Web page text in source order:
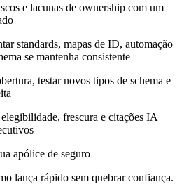
e lacunas de ownership com um
standards, mapas de ID, automação
se mantenha consistente
testar novos tipos de schema e
frescura e citações IA
apólice de seguro
lança rápido sem quebrar confiança.